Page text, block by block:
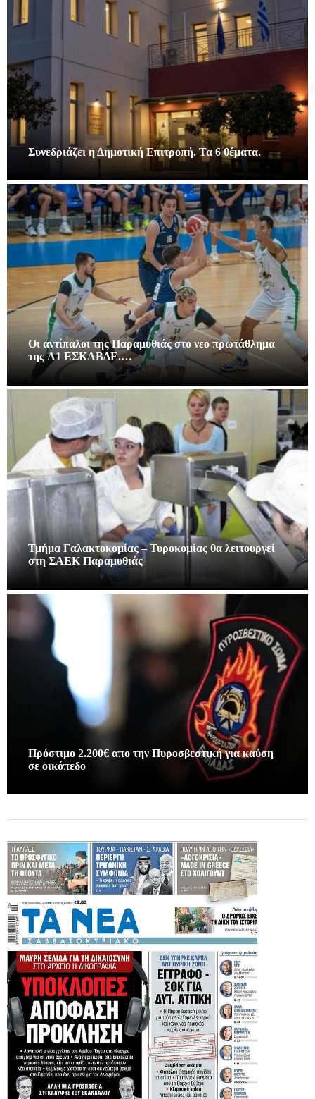
Συνεδριάζει η Δημοτική Επιτροπή. Τα 6 θέματα.
Οι αντίπαλοι της Παραμυθιάς στο νεο πρωτάθλημα
της A1 ΕΣΚΑΒΔΕ.…
Τμήμα Γαλακτοκομίας – Τυροκομίας θα λειτουργεί
στη ΣΑΕΚ Παραμυθιάς
Πρόστιμο 2.200€ απο την Πυροσβεστική για καύση
σε οικόπεδο